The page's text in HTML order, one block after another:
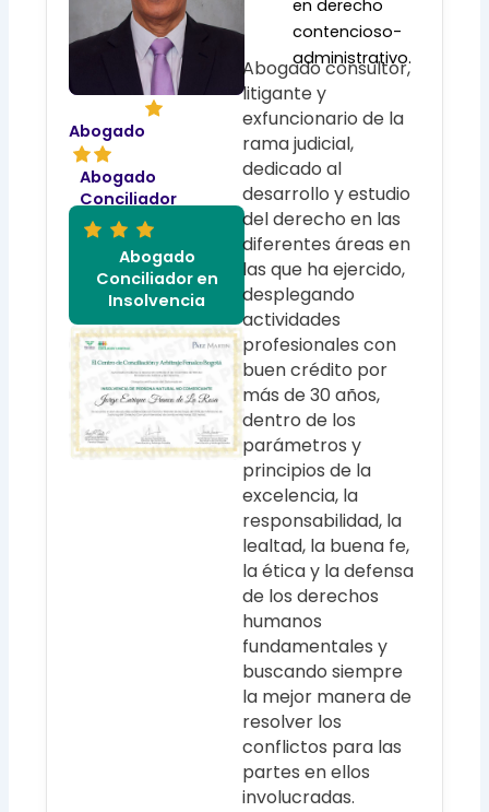
Abogado
Abogado
Conciliador
Abogado
Conciliador en
Insolvencia
en derecho
contencioso-
administrativo.
Abogado consultor,
litigante y
exfuncionario de la
rama judicial,
dedicado al
desarrollo y estudio
del derecho en las
diferentes áreas en
las que ha ejercido,
desplegando
actividades
profesionales con
buen crédito por
más de 30 años,
dentro de los
parámetros y
principios de la
excelencia, la
responsabilidad, la
lealtad, la buena fe,
la ética y la defensa
de los derechos
humanos
fundamentales y
buscando siempre
la mejor manera de
resolver los
conflictos para las
partes en ellos
involucradas.